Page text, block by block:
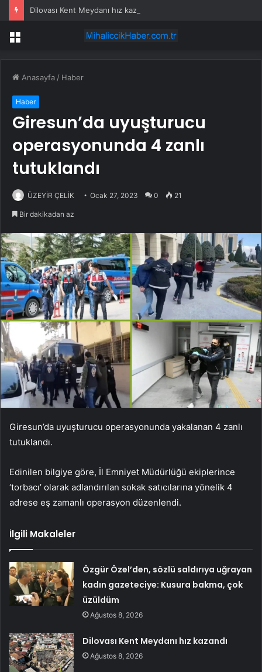
Dilovası Kent Meydanı hız kazandı
Menü
Anasayfa / Haber
Haber
Giresun’da uyuşturucu
operasyonunda 4 zanlı
tutuklandı
ÜZEYİR ÇELİK Ocak 27, 2023 0 21
Bir dakikadan az
Giresun’da uyuşturucu operasyonunda yakalanan 4 zanlı
tutuklandı.
Edinilen bilgiye göre, İl Emniyet Müdürlüğü ekiplerince
‘torbacı’ olarak adlandırılan sokak satıcılarına yönelik 4
adrese eş zamanlı operasyon düzenlendi.
İlgili Makaleler
Özgür Özel’den, sözlü saldırıya uğrayan
kadın gazeteciye: Kusura bakma, çok
üzüldüm
Ağustos 8, 2026
Dilovası Kent Meydanı hız kazandı
Ağustos 8, 2026